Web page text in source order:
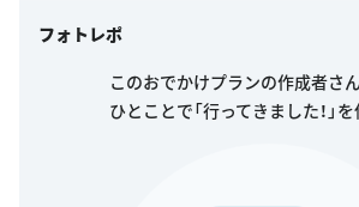
フォトレポ
このおでかけプランの作成者さ
ひとことで「行ってきました！」を